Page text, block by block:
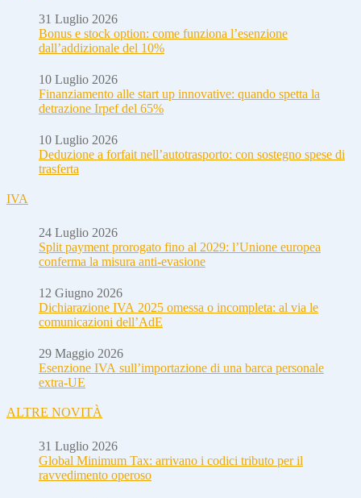
31 Luglio 2026
Bonus e stock option: come funziona l’esenzione
dall’addizionale del 10%
10 Luglio 2026
Finanziamento alle start up innovative: quando spetta la
detrazione Irpef del 65%
10 Luglio 2026
Deduzione a forfait nell’autotrasporto: con sostegno spese di
trasferta
IVA
24 Luglio 2026
Split payment prorogato fino al 2029: l’Unione europea
conferma la misura anti-evasione
12 Giugno 2026
Dichiarazione IVA 2025 omessa o incompleta: al via le
comunicazioni dell’AdE
29 Maggio 2026
Esenzione IVA sull’importazione di una barca personale
extra-UE
ALTRE NOVITÀ
31 Luglio 2026
Global Minimum Tax: arrivano i codici tributo per il
ravvedimento operoso